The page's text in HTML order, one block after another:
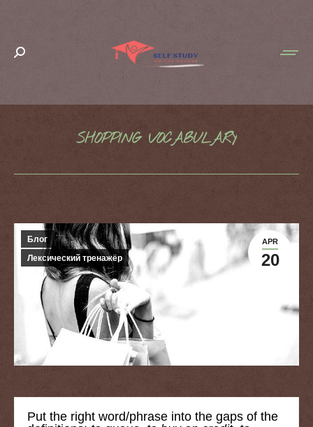
Search:
SHOPPING VOCABULARY
APR
20
Блог
Лексический тренажёр